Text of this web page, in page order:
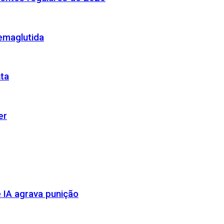
agrava punição